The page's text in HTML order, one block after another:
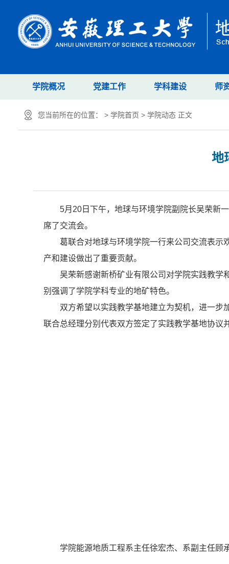
学院概况 党建工作 学科建设 师
您当前所在的位置： > 学院首页 > 学院动态 正文
地
5月20日下午，地球与环境学院副院长吴荣新
席了交流会。
葛联合对地球与环境学院一行来公司交流表示
产和建设做出了重要贡献。
吴荣新感谢新桥矿业有限公司对学院实践教学
别强调了学院学科专业的地矿特色。
双方希望以实践教学基地建立为契机，进一
联合总经理分别代表双方签定了实践教学基地协议
学院能源地质工程系主任徐宏杰、系副主任顾